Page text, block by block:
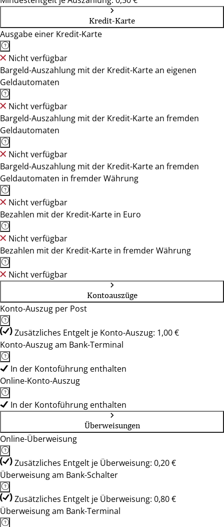
Kredit-Karte
Ausgabe einer Kredit-Karte
Nicht verfügbar
Bargeld-Auszahlung mit der Kredit-Karte an eigenen
Geldautomaten
Nicht verfügbar
Bargeld-Auszahlung mit der Kredit-Karte an fremden
Geldautomaten
Nicht verfügbar
Bargeld-Auszahlung mit der Kredit-Karte an fremden
Geldautomaten in fremder Währung
Nicht verfügbar
Bezahlen mit der Kredit-Karte in Euro
Nicht verfügbar
Bezahlen mit der Kredit-Karte in fremder Währung
Nicht verfügbar
Kontoauszüge
Konto-Auszug per Post
Zusätzliches Entgelt je Konto-Auszug: 1,00 €
Konto-Auszug am Bank-Terminal
In der Kontoführung enthalten
Online-Konto-Auszug
In der Kontoführung enthalten
Überweisungen
Online-Überweisung
Zusätzliches Entgelt je Überweisung: 0,20 €
Überweisung am Bank-Schalter
Zusätzliches Entgelt je Überweisung: 0,80 €
Überweisung am Bank-Terminal